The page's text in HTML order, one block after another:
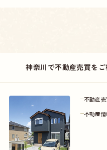
神奈川で不動産売買を
不動産
不動産